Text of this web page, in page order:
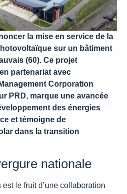
la mise en service de la
sur un bâtiment
(60). Ce projet
partenariat avec
Corporation
PRD, marque une avancée
des énergies
et témoigne de
dans la transition
nationale
le fruit d’une collaboration